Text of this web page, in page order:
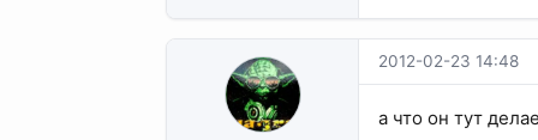
2012-02-23 14:48
а что он тут